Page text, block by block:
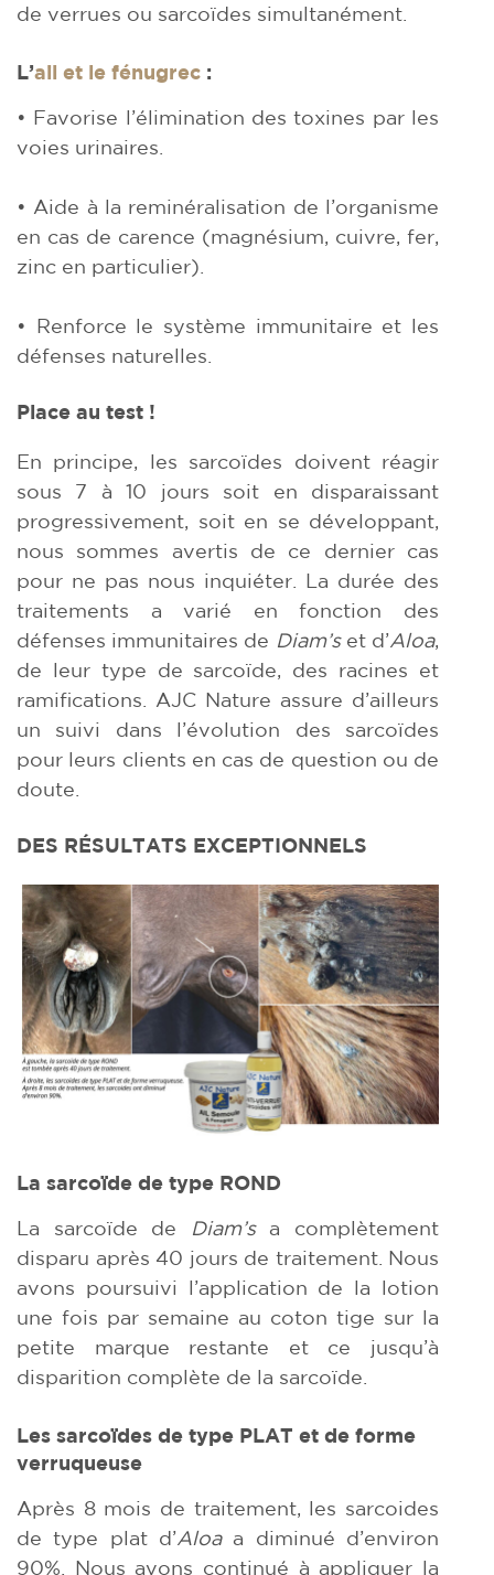
de verrues ou sarcoïdes simultanément.
L’ail et le fénugrec :
• Favorise l’élimination des toxines par les
voies urinaires.
• Aide à la reminéralisation de l’organisme
en cas de carence (magnésium, cuivre, fer,
zinc en particulier).
• Renforce le système immunitaire et les
défenses naturelles.
Place au test !
En principe, les sarcoïdes doivent réagir
sous 7 à 10 jours soit en disparaissant
progressivement, soit en se développant,
nous sommes avertis de ce dernier cas
pour ne pas nous inquiéter. La durée des
traitements a varié en fonction des
défenses immunitaires de Diam’s et d’Aloa,
de leur type de sarcoïde, des racines et
ramifications. AJC Nature assure d’ailleurs
un suivi dans l’évolution des sarcoïdes
pour leurs clients en cas de question ou de
doute.
DES RÉSULTATS EXCEPTIONNELS
La sarcoïde de type ROND
La sarcoïde de Diam’sa complètement
disparu après 40 jours de traitement. Nous
avons poursuivi l’application de la lotion
une fois par semaine au coton tige sur la
petite marque restante et ce jusqu’à
disparition complète de la sarcoïde.
Les sarcoïdes de type PLAT et de forme
verruqueuse
Après 8 mois de traitement, les sarcoides
de type plat d’Aloaa diminué d’environ
90%. Nous avons continué à appliquer la